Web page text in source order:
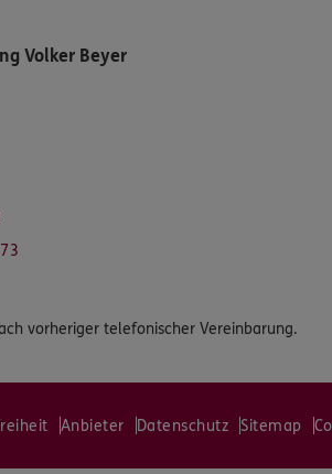
Volker Beyer
vorheriger telefonischer Vereinbarung.
Anbieter Datenschutz Sitemap